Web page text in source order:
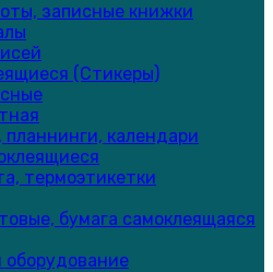
записные книжки
(Стикеры)
календари
термоэтикетки
бумага самоклеящаяся